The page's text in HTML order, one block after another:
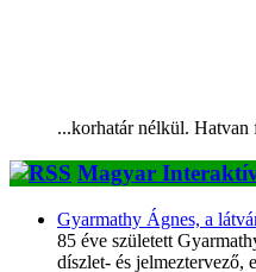
...korhatár nélkül. Hatvan
Magyar
Gyarmathy Ágnes, a
85 éve született
díszlet- és jelmeztervező,